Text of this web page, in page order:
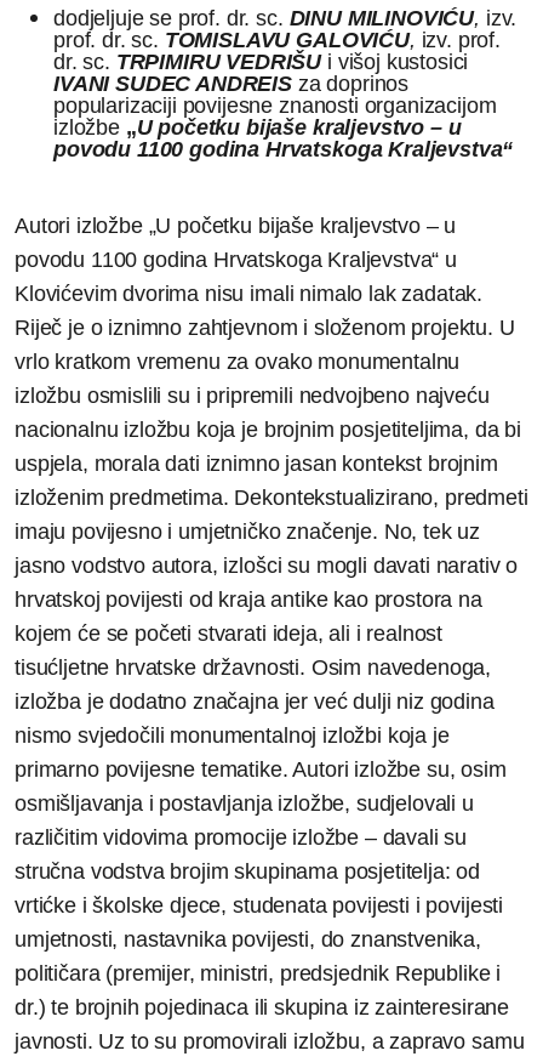
dodjeljuje se prof. dr. sc. DINU MILINOVIĆU, izv.
prof. dr. sc. TOMISLAVU GALOVIĆU, izv. prof.
dr. sc. TRPIMIRU VEDRIŠU i višoj kustosici
IVANI SUDEC ANDREIS za doprinos
popularizaciji povijesne znanosti organizacijom
izložbe „U početku bijaše kraljevstvo – u
povodu 1100 godina Hrvatskoga Kraljevstva“
Autori izložbe „U početku bijaše kraljevstvo – u
povodu 1100 godina Hrvatskoga Kraljevstva“ u
Klovićevim dvorima nisu imali nimalo lak zadatak.
Riječ je o iznimno zahtjevnom i složenom projektu. U
vrlo kratkom vremenu za ovako monumentalnu
izložbu osmislili su i pripremili nedvojbeno najveću
nacionalnu izložbu koja je brojnim posjetiteljima, da bi
uspjela, morala dati iznimno jasan kontekst brojnim
izloženim predmetima. Dekontekstualizirano, predmeti
imaju povijesno i umjetničko značenje. No, tek uz
jasno vodstvo autora, izlošci su mogli davati narativ o
hrvatskoj povijesti od kraja antike kao prostora na
kojem će se početi stvarati ideja, ali i realnost
tisućljetne hrvatske državnosti. Osim navedenoga,
izložba je dodatno značajna jer već dulji niz godina
nismo svjedočili monumentalnoj izložbi koja je
primarno povijesne tematike. Autori izložbe su, osim
osmišljavanja i postavljanja izložbe, sudjelovali u
različitim vidovima promocije izložbe – davali su
stručna vodstva brojim skupinama posjetitelja: od
vrtićke i školske djece, studenata povijesti i povijesti
umjetnosti, nastavnika povijesti, do znanstvenika,
političara (premijer, ministri, predsjednik Republike i
dr.) te brojnih pojedinaca ili skupina iz zainteresirane
javnosti. Uz to su promovirali izložbu, a zapravo samu